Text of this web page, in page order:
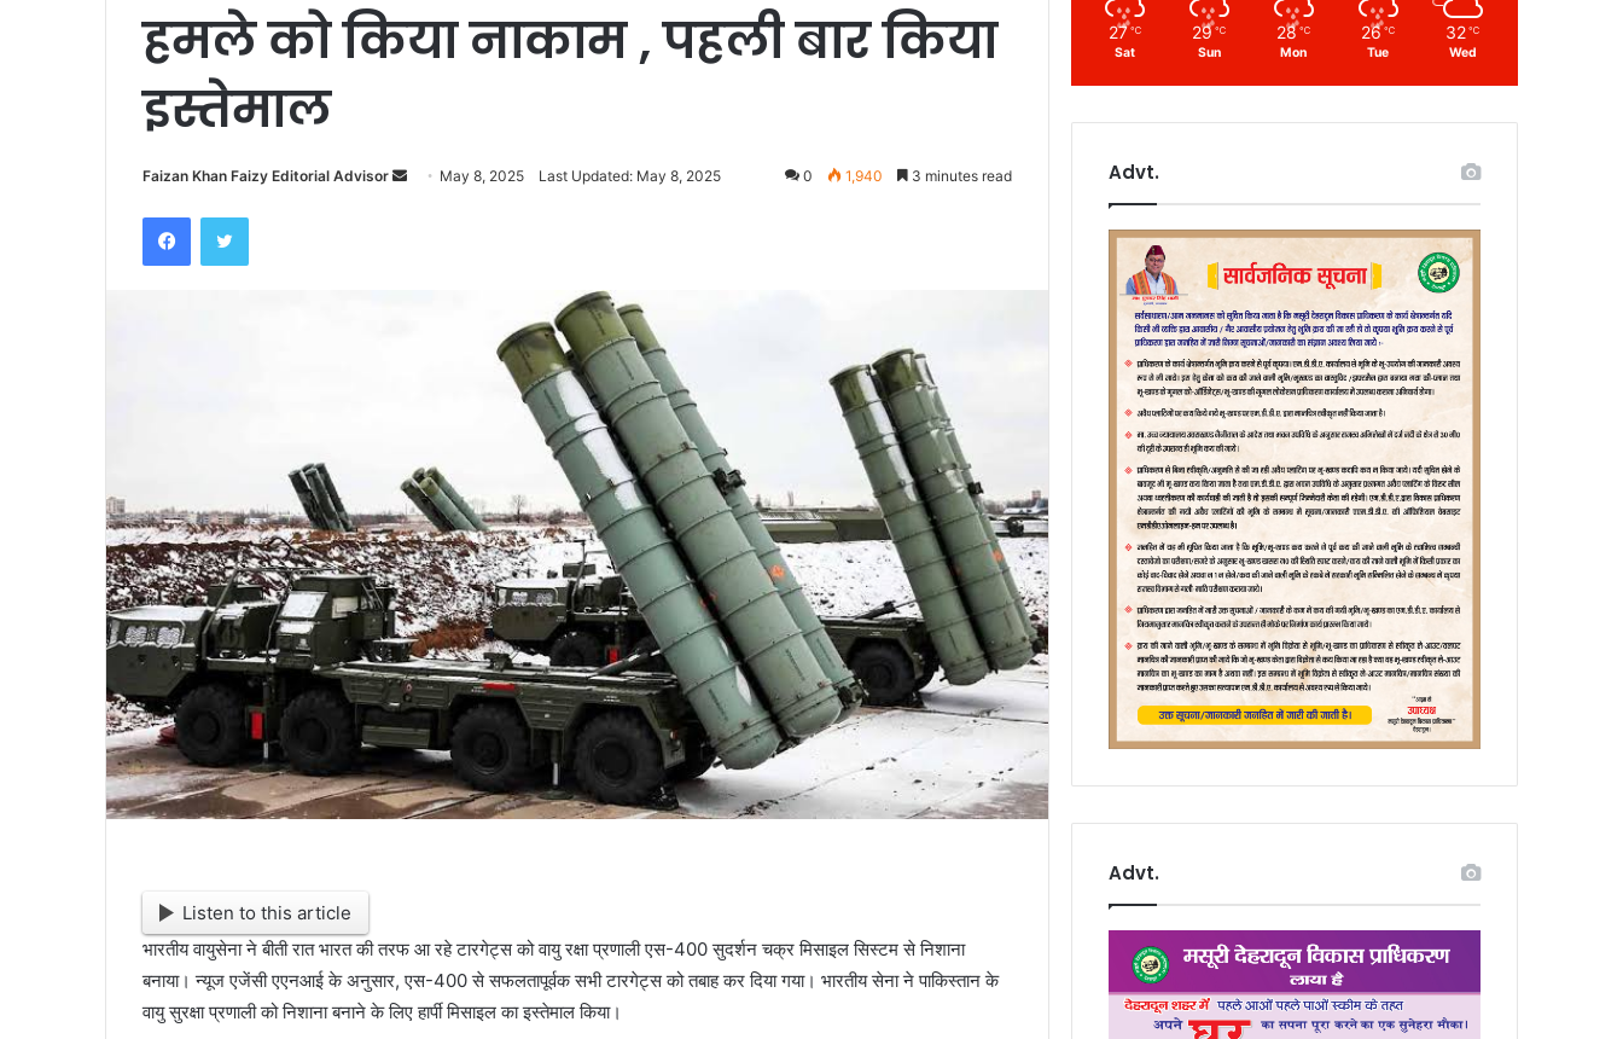
हमले को किया नाकाम , पहली बार किया
इस्तेमाल
Faizan Khan Faizy Editorial Advisor May 8, 2025 Last Updated: May 8, 2025 0 1,940 3 minutes read
Listen to this article
भारतीय वायुसेना ने बीती रात भारत की तरफ आ रहे टारगेट्स को वायु रक्षा प्रणाली एस-400 सुदर्शन चक्र मिसाइल सिस्टम से निशाना
बनाया। न्यूज एजेंसी एएनआई के अनुसार, एस-400 से सफलतापूर्वक सभी टारगेट्स को तबाह कर दिया गया। भारतीय सेना ने पाकिस्तान के
वायु सुरक्षा प्रणाली को निशाना बनाने के लिए हार्पी मिसाइल का इस्तेमाल किया।
27 ℃
Sat
29 ℃
Sun
28 ℃
Mon
26 ℃
Tue
32 ℃
Wed
Advt.
Advt.